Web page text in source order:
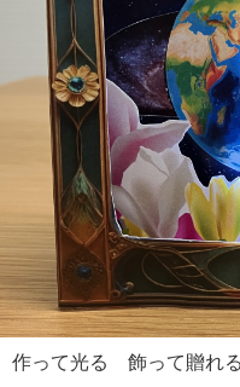
作って光る 飾って贈れ